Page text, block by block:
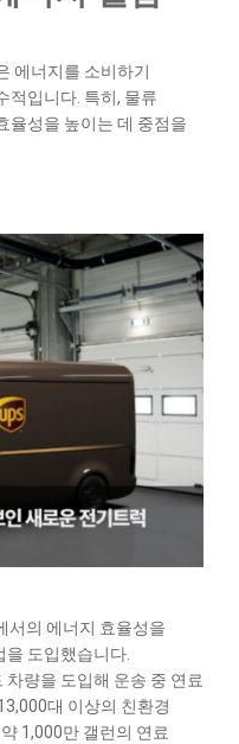
에너지를 소비하기
적입니다. 특히, 물류
율성을 높이는 데 중점을
서의 에너지 효율성을
을 도입했습니다.
량을 도입해 운송 중 연료
대 이상의 친환경
1,000만 갤런의 연료